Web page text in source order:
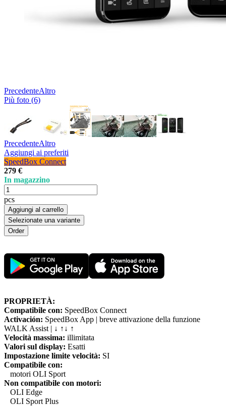
PrecedenteAltro
Più foto (6)
PrecedenteAltro
Aggiungi ai preferiti
SpeedBox Connect
279 €
In magazzino
pcs
Aggiungi al carrello
Selezionate una variante
PROPRIETÀ:
Compatibile con: SpeedBox Connect
Activación: SpeedBox App | breve attivazione della funzione
WALK Assist | ↓ ↑↓ ↑
Velocità massima: illimitata
Valori sul display: Esatti
Impostazione limite velocità: SI
Compatibile con:
motori OLI Sport
Non compatibile con motori:
OLI Edge
OLI Sport Plus